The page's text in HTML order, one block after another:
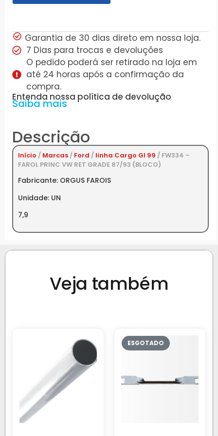
Garantia de 30 dias direto em nossa loja.
7 Dias para trocas e devoluções
O pedido poderá ser retirado na loja em
até 24 horas após a confirmação da
compra.
Entenda nossa política de devolução
Saiba mais
Descrição
Início / Marcas / Ford / linha Cargo GI 99 / FW334 –
FAROL PRINC VW RET GRADE 87/93 (BLOCO)
Fabricante: ORGUS FAROIS
Unidade: UN
7,9
Veja também